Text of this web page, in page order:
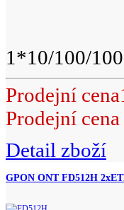
1*10/100/
Prodejní cena
Prodejní
Detail zboží
GPON ONT FD512H